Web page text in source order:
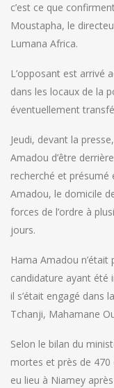
c’est ce que
Moustapha, le
Lumana Africa.
L’opposant est arrivé
dans les locaux de la
éventuellement
Jeudi, devant la
Amadou d’être
recherché et présumé
Amadou, le domicile
forces de l’ordre à
jours.
Hama Amadou n’était
candidature ayant été
il s’était engagé dans
Tchanji, Mahamane
Selon le bilan du
mortes et près de
eu lieu à Niamey